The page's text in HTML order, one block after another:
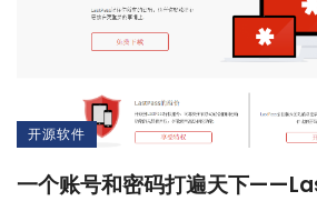
开源软件
一个账号和密码打遍天下